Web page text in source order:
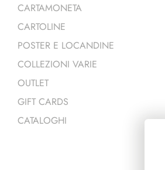
CARTAMONETA
CARTOLINE
POSTER E LOCANDINE
COLLEZIONI VARIE
OUTLET
GIFT CARDS
CATALOGHI